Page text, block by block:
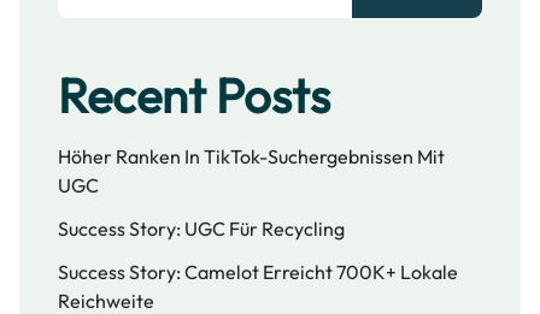
Recent Posts
Höher Ranken In TikTok-Suchergebnissen Mit
UGC
Success Story: UGC Für Recycling
Success Story: Camelot Erreicht 700K+ Lokale
Reichweite